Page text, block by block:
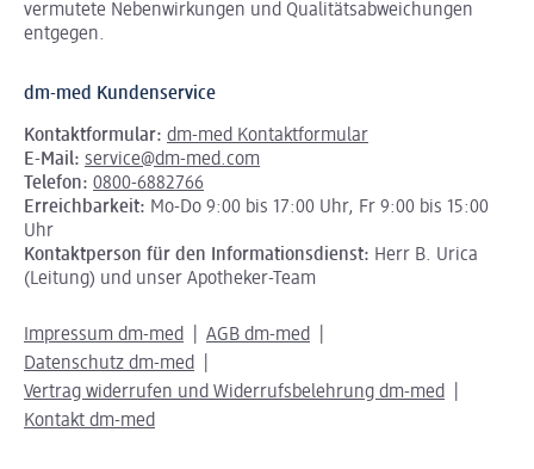
vermutete Nebenwirkungen und Qualitätsabweichungen
entgegen.
dm-med Kundenservice
Kontaktformular: dm-med Kontaktformular
E-Mail: service@dm-med.com
Telefon: 0800-6882766
Erreichbarkeit: Mo-Do 9:00 bis 17:00 Uhr, Fr 9:00 bis 15:00
Uhr
Kontaktperson für den Informationsdienst: Herr B. Urica
(Leitung) und unser Apotheker-Team
Impressum dm-med
AGB dm-med
Datenschutz dm-med
Vertrag widerrufen und Widerrufsbelehrung dm-med
Kontakt dm-med